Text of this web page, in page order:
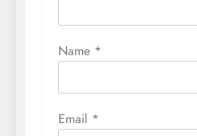
Name *
Email *